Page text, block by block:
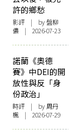
許的鄉愁
影評 | by 盤柳
儂 | 2026-07-23
諾蘭《奧德
賽》中DEI的開
放性與反「身
份政治」
時評 | by周丹
楓 | 2026-07-29